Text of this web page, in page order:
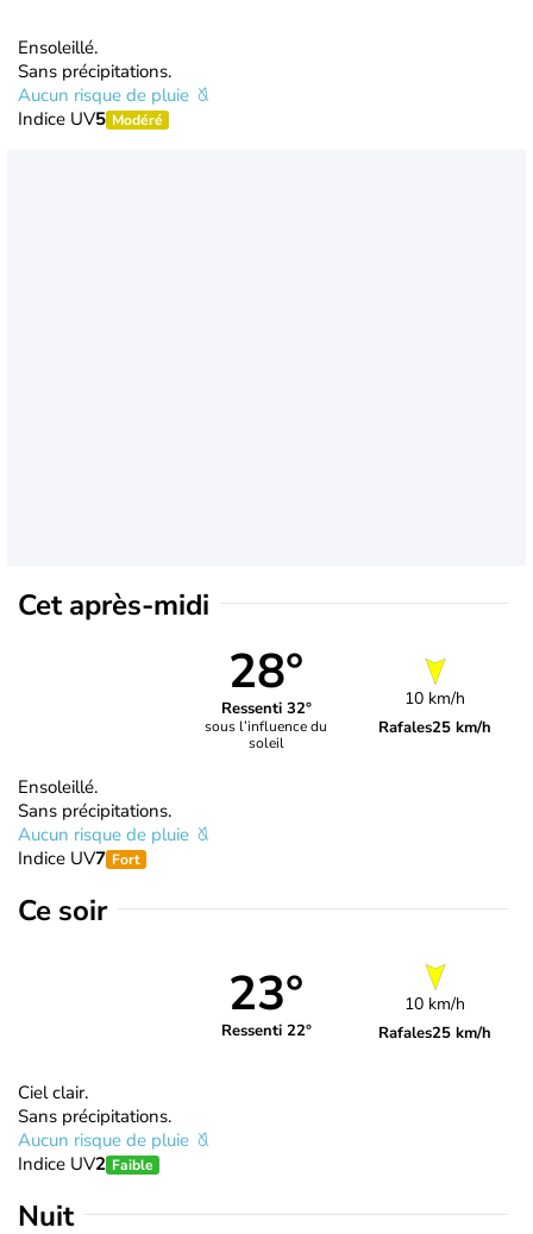
Ensoleillé.
Sans précipitations.
Aucun risque de pluie
Indice UV5 Modéré
Cet après-midi
28°
Ressenti 32°
sous l’influence du
soleil
10 km/h
Rafales25 km/h
Ensoleillé.
Sans précipitations.
Aucun risque de pluie
Indice UV7 Fort
Ce soir
23°
Ressenti 22°
10 km/h
Rafales25 km/h
Ciel clair.
Sans précipitations.
Aucun risque de pluie
Indice UV2 Faible
Nuit